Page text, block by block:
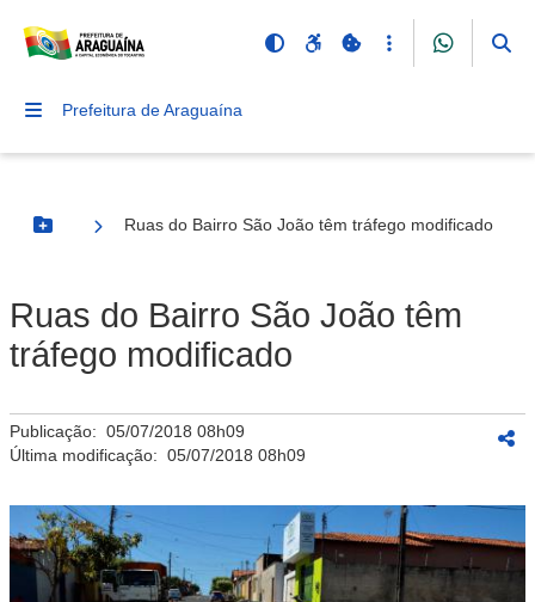
Prefeitura de Araguaína
Botão Menu
Ruas do Bairro São João têm tráfego modificado
Ruas do Bairro São João têm
tráfego modificado
Publicação: 05/07/2018 08h09
Última modificação: 05/07/2018 08h09